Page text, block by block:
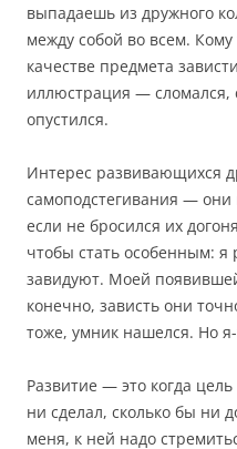
выпадаешь из дружного
между собой во всем.
качестве предмета
иллюстрация — сломался,
опустился.
Интерес развивающихся
самоподстегивания —
если не бросился их
чтобы стать особенным: я
завидуют. Моей
конечно, зависть они
тоже, умник нашелся. Но
Развитие — это когда
ни сделал, сколько бы ни
меня, к ней надо